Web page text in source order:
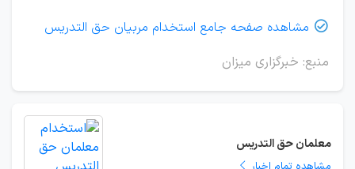
 مشاهده صفحه جامع استخدام مربیان حق التدریس
منبع: خبرگزاری میزان
معلمان حق التدریس